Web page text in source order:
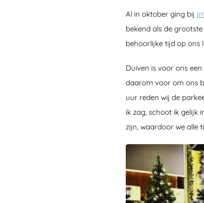
Al in oktober ging bij
bekend als de
behoorlijke tijd op ons
Duiven is voor ons
daarom voor om ons
uur reden wij de
ik zag, schoot ik gelijk
zijn, waardoor we alle